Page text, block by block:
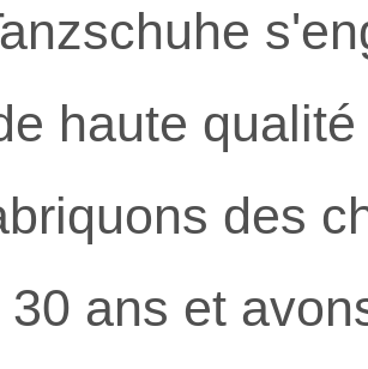
haute
des
30 ans et